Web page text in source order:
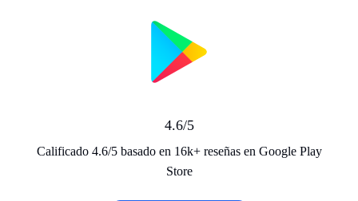
4.6/5
Calificado 4.6/5 basado en 16k+ reseñas en Google Play
Store